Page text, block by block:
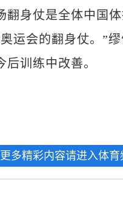
身仗是全体中国
运会的翻身仗。”
训练中改善。
更多精彩内容请进入体育